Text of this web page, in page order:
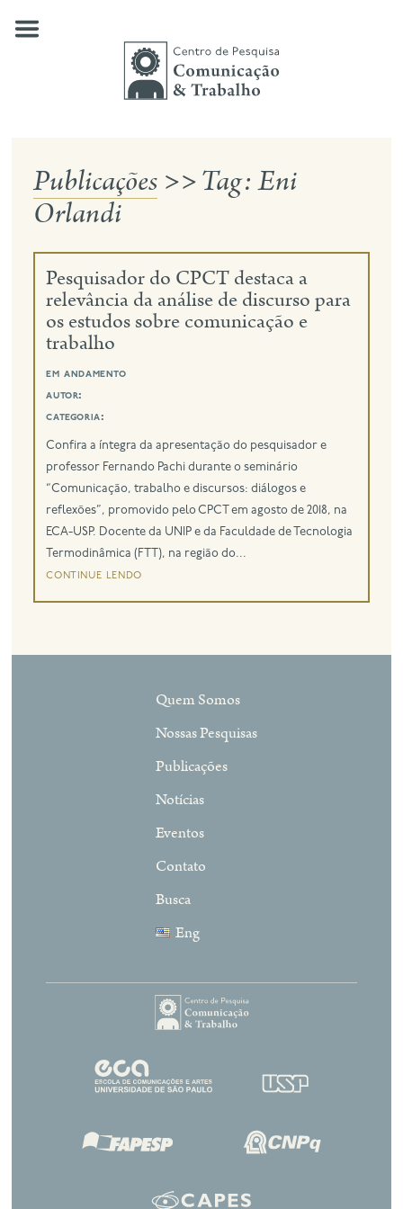
quem somos
notícias
eventos
eng
Publicações >>Tag:Eni
Orlandi
Pesquisador do CPCT destaca a
relevância da análise de discurso para
os estudos sobre comunicação e
trabalho
em andamento
autor:
categoria:
Confira a íntegra da apresentação do pesquisador e
professor Fernando Pachi durante o seminário
“Comunicação, trabalho e discursos: diálogos e
reflexões”, promovido pelo CPCT em agosto de 2018, na
ECA-USP. Docente da UNIP e da Faculdade de Tecnologia
Termodinâmica (FTT), na região do...
continue lendo
Quem Somos
Nossas Pesquisas
Publicações
Notícias
Eventos
Contato
Busca
Eng